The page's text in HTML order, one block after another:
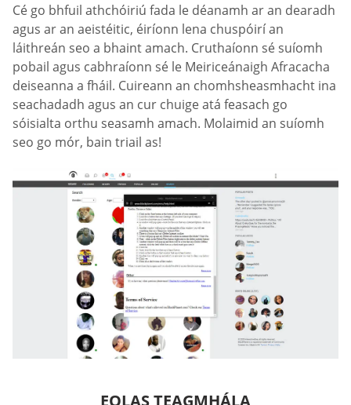
Cé go bhfuil athchóiriú fada le déanamh ar an dearadh
agus ar an aeistéitic, éiríonn lena chuspóirí an
láithreán seo a bhaint amach. Cruthaíonn sé suíomh
pobail agus cabhraíonn sé le Meiriceánaigh Afracacha
deiseanna a fháil. Cuireann an chomhsheasmhacht ina
seachadadh agus an cur chuige atá feasach go
sóisialta orthu seasamh amach. Molaimid an suíomh
seo go mór, bain triail as!